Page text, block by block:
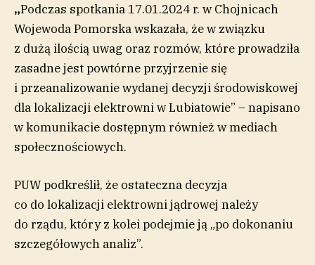
„Podczas spotkania 17.01.2024 r. w Chojnicach
Wojewoda Pomorska wskazała, że w związku
z dużą ilością uwag oraz rozmów, które prowadziła
zasadne jest powtórne przyjrzenie się
i przeanalizowanie wydanej decyzji środowiskowej
dla lokalizacji elektrowni w Lubiatowie” – napisano
w komunikacie dostępnym również w mediach
społecznościowych.
PUW podkreślił, że ostateczna decyzja
co do lokalizacji elektrowni jądrowej należy
do rządu, który z kolei podejmie ją „po dokonaniu
szczegółowych analiz”.